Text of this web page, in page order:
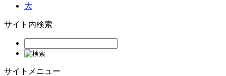
大
サイト内検索
サイトメニュー